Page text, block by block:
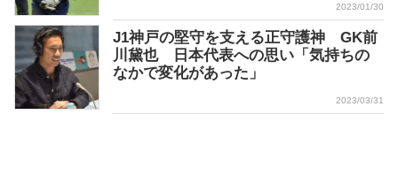
2023/01/30
J1神戸の堅守を支える正守護神 GK前
川黛也 日本代表への思い「気持ちの
なかで変化があった」
2023/03/31